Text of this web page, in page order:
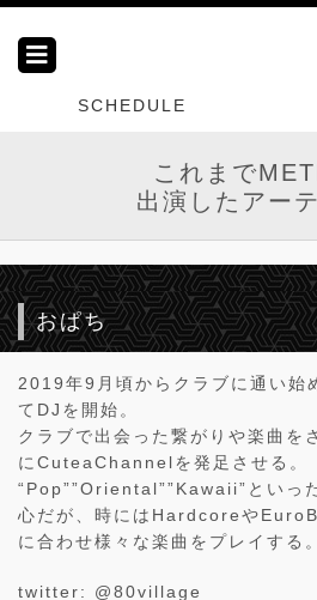
SCHEDULE
これまで
出演したアー
おぱち
2019年9月頃からクラブに通い始
てDJを開始。
クラブで出会った繋がりや楽曲を
にCuteaChannelを発足させる。
“Pop””Oriental””Kawaii”といっ
心だが、時にはHardcoreや
に合わせ様々な楽曲をプレイする。
twitter: @80village